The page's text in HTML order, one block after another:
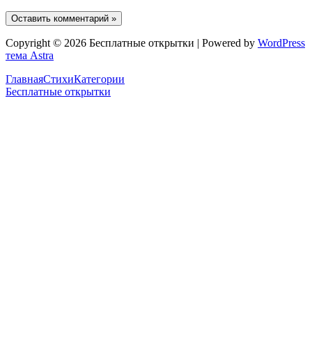
Copyright © 2026 Бесплатные открытки | Powered by WordPress
тема Astra
ГлавнаяСтихиКатегории
Бесплатные открытки